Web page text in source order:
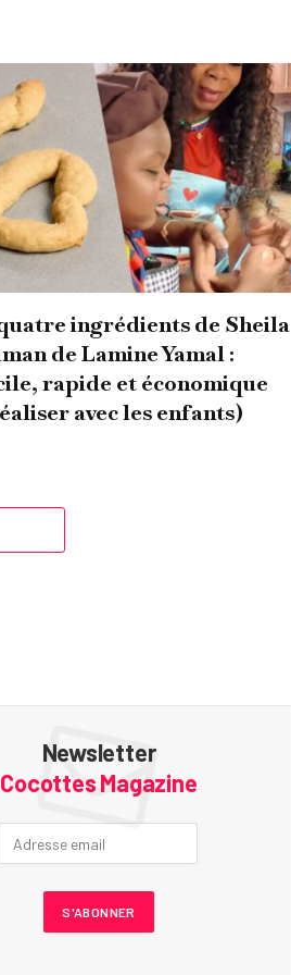
ingrédients de Sheila
de Lamine Yamal :
rapide et économique
avec les enfants)
Newsletter
Cocottes Magazine